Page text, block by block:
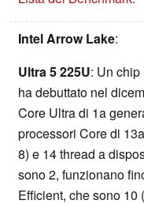
Intel Arrow Lake:
Ultra 5 225U: Un
ha debuttato nel
Core Ultra di 1a
processori Core di
8) e 14 thread a
sono 2, funzionano
Efficient, che sono 10